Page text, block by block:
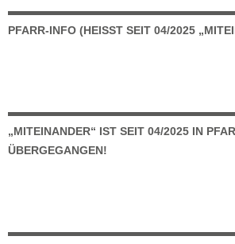
PFARR-INFO (HEISST SEIT 04/2025
„MITEINANDER“ IST SEIT 04/2025 IN
ÜBERGEGANGEN!